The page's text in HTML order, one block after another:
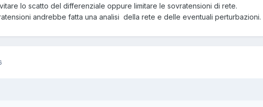
lo scatto del differenziale oppure limitare le sovratensioni di rete.
andrebbe fatta una analisi della rete e delle eventuali perturbazioni.